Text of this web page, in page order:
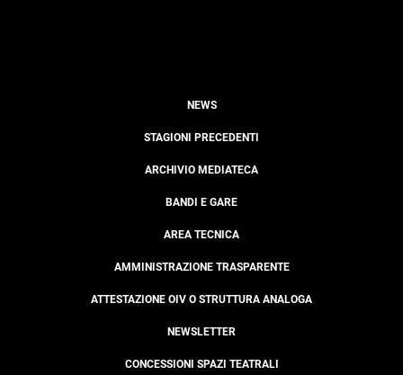
NEWS
STAGIONI PRECEDENTI
ARCHIVIO MEDIATECA
BANDI E GARE
AREA TECNICA
AMMINISTRAZIONE TRASPARENTE
ATTESTAZIONE OIV O STRUTTURA ANALOGA
NEWSLETTER
CONCESSIONI SPAZI TEATRALI